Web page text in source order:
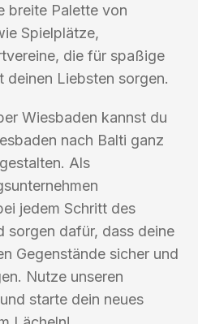
breite Palette von
Spielplätze,
die für spaßige
deinen Liebsten sorgen.
Wiesbaden kannst du
nach Balti ganz
Als
jedem Schritt des
sorgen dafür, dass deine
Gegenstände sicher und
Nutze unseren
starte dein neues